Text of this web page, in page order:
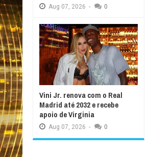
Aug 07, 2026 - 0
Vini Jr. renova com o Real
Madrid até 2032 e recebe
apoio de Virginia
Aug 07, 2026 - 0